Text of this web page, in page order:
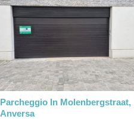
P
Parcheggio In Molenbergstraat,
Anversa